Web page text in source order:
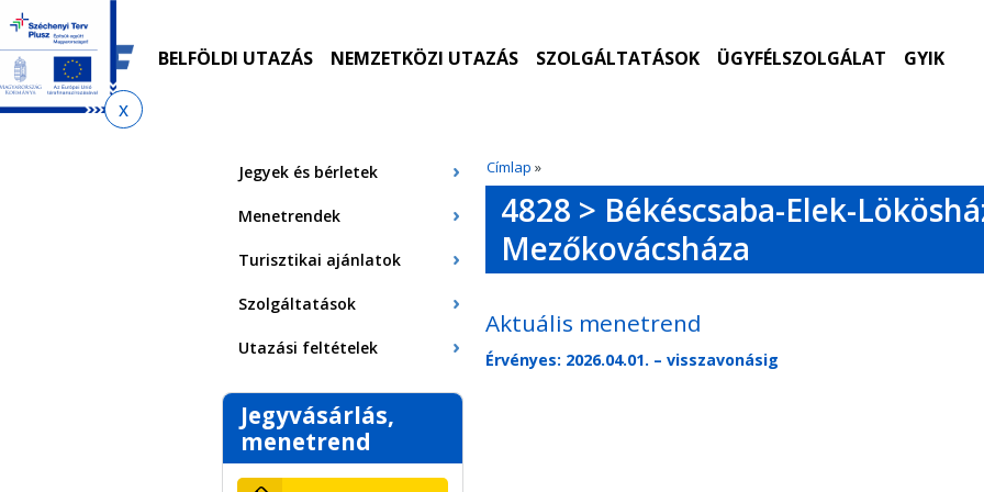
Ugrás
menetrendkeresőhöz
Ugrás
az
almenühöz
Ugrás
tartalomra
Ugrás
az
oldaltérképre
BELFÖLDI UTAZÁS NEMZETKÖZI UTAZÁS SZOLGÁLTATÁSOK ÜGYFÉLSZOLGÁLAT GYIK
Címlap »
Jegyek és bérletek
Menetrendek
Turisztikai ajánlatok
Szolgáltatások
Utazási feltételek
Jegyvásárlás,
menetrend
4828 > Békéscsaba-Elek-
Mezőkovácsháza
Aktuális menetrend
Érvényes: 2026.04.01. – visszavonásig